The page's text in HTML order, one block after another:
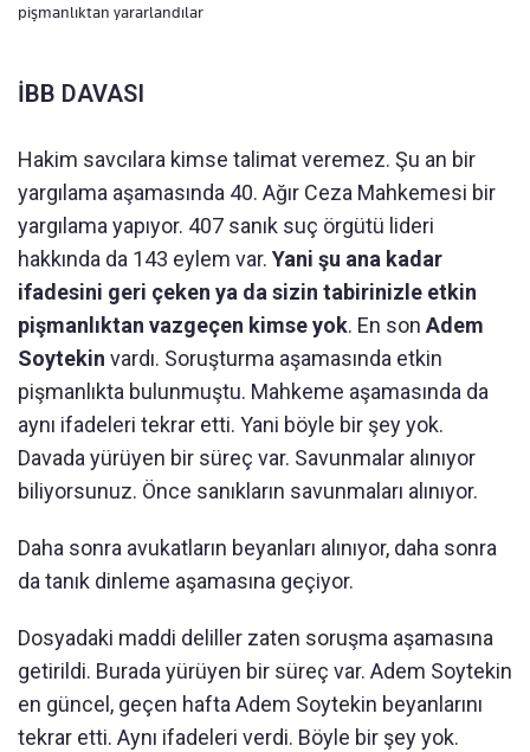
pişmanlıktan yararlandılar
İBB DAVASI
Hakim savcılara kimse talimat veremez. Şu an bir
yargılama aşamasında 40. Ağır Ceza Mahkemesi bir
yargılama yapıyor. 407 sanık suç örgütü lideri
hakkında da 143 eylem var. Yani şu ana kadar
ifadesini geri çeken ya da sizin tabirinizle etkin
pişmanlıktan vazgeçen kimse yok. En son Adem
Soytekin vardı. Soruşturma aşamasında etkin
pişmanlıkta bulunmuştu. Mahkeme aşamasında da
aynı ifadeleri tekrar etti. Yani böyle bir şey yok.
Davada yürüyen bir süreç var. Savunmalar alınıyor
biliyorsunuz. Önce sanıkların savunmaları alınıyor.
Daha sonra avukatların beyanları alınıyor, daha sonra
da tanık dinleme aşamasına geçiyor.
Dosyadaki maddi deliller zaten soruşma aşamasına
getirildi. Burada yürüyen bir süreç var. Adem Soytekin
en güncel, geçen hafta Adem Soytekin beyanlarını
tekrar etti. Aynı ifadeleri verdi. Böyle bir şey yok.